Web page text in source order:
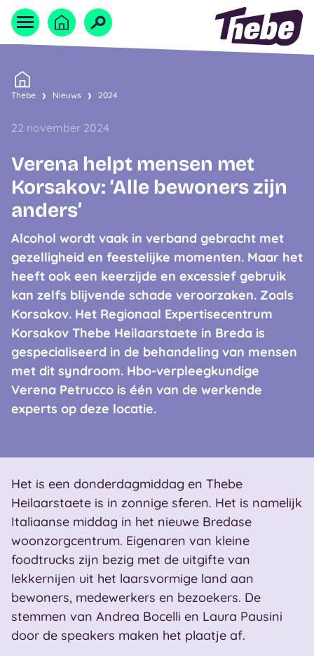
Home
Naar homepage
Thebe Nieuws 2024
22 november 2024
Verena helpt mensen met
Korsakov: ‘Alle bewoners zijn
anders’
Alcohol wordt vaak in verband gebracht met
gezelligheid en feestelijke momenten. Maar het
heeft ook een keerzijde en excessief gebruik
kan zelfs blijvende schade veroorzaken. Zoals
Korsakov. Het Regionaal Expertisecentrum
Korsakov Thebe Heilaarstaete in Breda is
gespecialiseerd in de behandeling van mensen
met dit syndroom. Hbo-verpleegkundige
Verena Petrucco is één van de werkende
experts op deze locatie.
Het is een donderdagmiddag en Thebe
Heilaarstaete is in zonnige sferen. Het is namelijk
Italiaanse middag in het nieuwe Bredase
woonzorgcentrum. Eigenaren van kleine
foodtrucks zijn bezig met de uitgifte van
lekkernijen uit het laarsvormige land aan
bewoners, medewerkers en bezoekers. De
stemmen van Andrea Bocelli en Laura Pausini
door de speakers maken het plaatje af.